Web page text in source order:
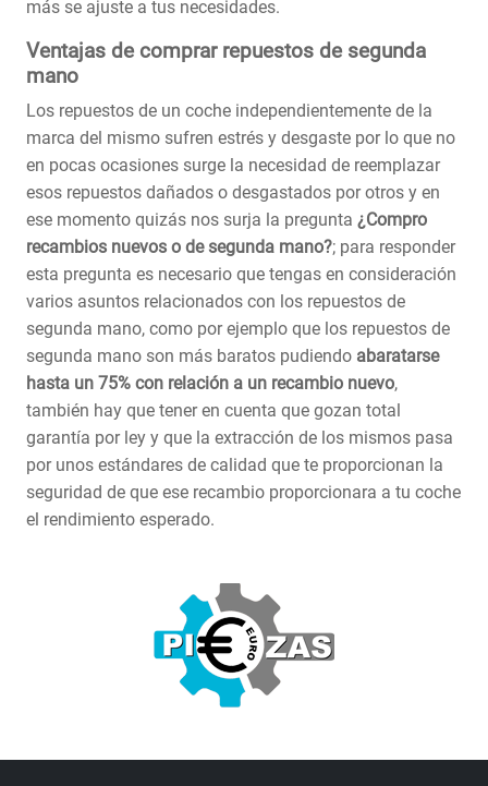
más se ajuste a tus necesidades.
Ventajas de comprar repuestos de segunda
mano
Los repuestos de un coche independientemente de la
marca del mismo sufren estrés y desgaste por lo que no
en pocas ocasiones surge la necesidad de reemplazar
esos repuestos dañados o desgastados por otros y en
ese momento quizás nos surja la pregunta ¿Compro
recambios nuevos o de segunda mano?; para responder
esta pregunta es necesario que tengas en consideración
varios asuntos relacionados con los repuestos de
segunda mano, como por ejemplo que los repuestos de
segunda mano son más baratos pudiendo abaratarse
hasta un 75% con relación a un recambio nuevo,
también hay que tener en cuenta que gozan total
garantía por ley y que la extracción de los mismos pasa
por unos estándares de calidad que te proporcionan la
seguridad de que ese recambio proporcionara a tu coche
el rendimiento esperado.